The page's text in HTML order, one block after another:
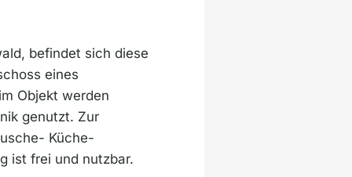
befindet sich diese
eines
Objekt werden
genutzt. Zur
Küche-
ist frei und nutzbar.